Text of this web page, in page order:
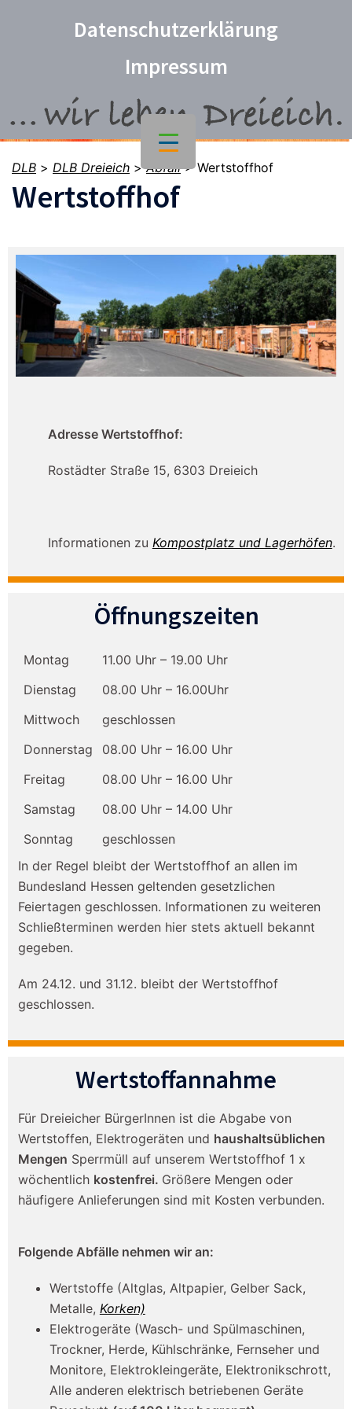
Datenschutzerklärung
Impressum
DLB > DLB Dreieich >Abfall>Wertstoffhof
Wertstoffhof
Adresse Wertstoffhof:
Rostädter Straße 15, 6303 Dreieich
Informationen zu Kompostplatz und Lagerhöfen.
Öffnungszeiten
Montag
11.00 Uhr – 19.00 Uhr
Dienstag
08.00 Uhr – 16.00Uhr
Mittwoch
geschlossen
Donnerstag
08.00 Uhr – 16.00 Uhr
Freitag
08.00 Uhr – 16.00 Uhr
Samstag
08.00 Uhr – 14.00 Uhr
Sonntag
geschlossen
In der Regel bleibt der Wertstoffhof an allen im
Bundesland Hessen geltenden gesetzlichen
Feiertagen geschlossen. Informationen zu weiteren
Schließterminen werden hier stets aktuell bekannt
gegeben.
Am 24.12. und 31.12. bleibt der Wertstoffhof
geschlossen.
Wertstoffannahme
Für Dreieicher BürgerInnen ist die Abgabe von
Wertstoffen, Elektrogeräten und haushaltsüblichen
Mengen Sperrmüll auf unserem Wertstoffhof 1 x
wöchentlich kostenfrei. Größere Mengen oder
häufigere Anlieferungen sind mit Kosten verbunden.
Folgende Abfälle nehmen wir an:
Wertstoffe (Altglas, Altpapier, Gelber Sack,
Metalle, Korken)
Elektrogeräte (Wasch- und Spülmaschinen,
Trockner, Herde, Kühlschränke, Fernseher und
Monitore, Elektrokleingeräte, Elektronikschrott,
Alle anderen elektrisch betriebenen Geräte